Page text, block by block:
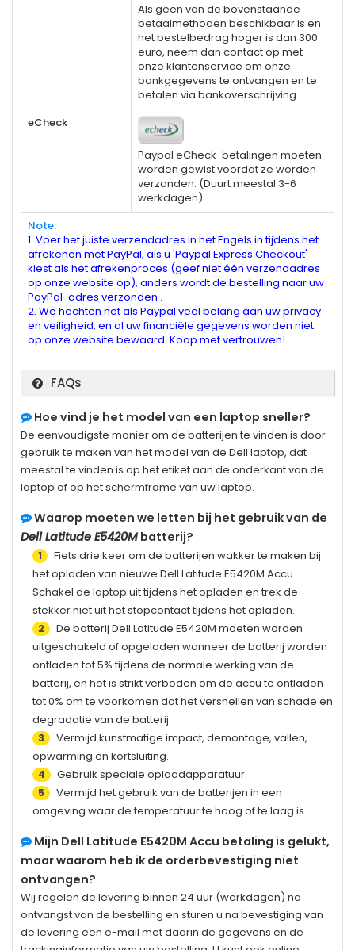
Als geen van de bovenstaande
betaalmethoden beschikbaar is en
het bestelbedrag hoger is dan 300
euro, neem dan contact op met
onze klantenservice om onze
bankgegevens te ontvangen en te
betalen via bankoverschrijving.
eCheck
Paypal eCheck-betalingen moeten
worden gewist voordat ze worden
verzonden. (Duurt meestal 3-6
werkdagen).
Note:
1. Voer het juiste verzendadres in het Engels in tijdens het
afrekenen met PayPal, als u 'Paypal Express Checkout'
kiest als het afrekenproces (geef niet één verzendadres
op onze website op), anders wordt de bestelling naar uw
PayPal-adres verzonden .
2. We hechten net als Paypal veel belang aan uw privacy
en veiligheid, en al uw financiële gegevens worden niet
op onze website bewaard. Koop met vertrouwen!
FAQs
Hoe vind je het model van een laptop sneller?
De eenvoudigste manier om de batterijen te vinden is door
gebruik te maken van het model van de Dell laptop, dat
meestal te vinden is op het etiket aan de onderkant van de
laptop of op het schermframe van uw laptop.
Waarop moeten we letten bij het gebruik van de
Dell Latitude E5420M batterij?
1
Fiets drie keer om de batterijen wakker te maken bij
het opladen van nieuwe Dell Latitude E5420M Accu.
Schakel de laptop uit tijdens het opladen en trek de
stekker niet uit het stopcontact tijdens het opladen.
2 De batterij Dell Latitude E5420M moeten worden
uitgeschakeld of opgeladen wanneer de batterij worden
ontladen tot 5% tijdens de normale werking van de
batterij, en het is strikt verboden om de accu te ontladen
tot 0% om te voorkomen dat het versnellen van schade en
degradatie van de batterij.
3
Vermijd kunstmatige impact, demontage, vallen,
opwarming en kortsluiting.
4 Gebruik speciale oplaadapparatuur.
5
Vermijd het gebruik van de batterijen in een
omgeving waar de temperatuur te hoog of te laag is.
Mijn Dell Latitude E5420M Accu betaling is gelukt,
maar waarom heb ik de orderbevestiging niet
ontvangen?
Wij regelen de levering binnen 24 uur (werkdagen) na
ontvangst van de bestelling en sturen u na bevestiging van
de levering een e-mail met daarin de gegevens en de